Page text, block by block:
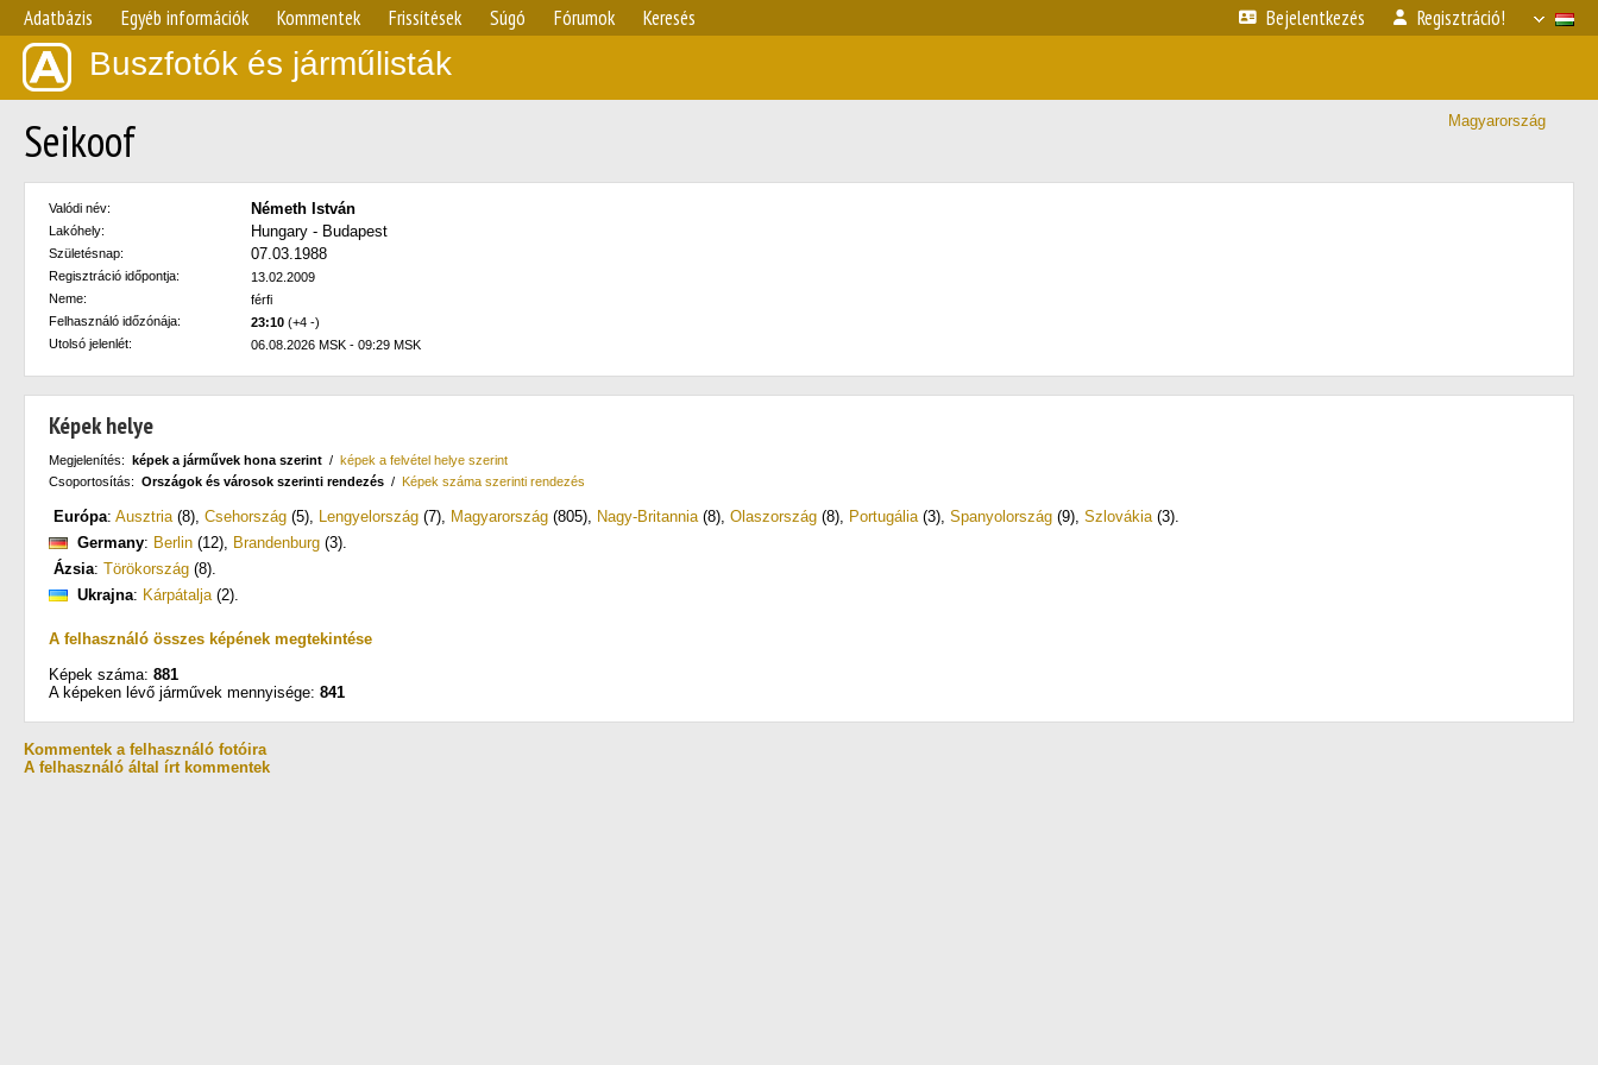
Adatbázis Egyéb információk Kommentek Frissítések Súgó Fórumok Keresés Bejelentkezés Regisztráció!
Buszfotók és járműlisták
Magyarország
Seikoof
Valódi név: Németh István
Lakóhely: Hungary - Budapest
Születésnap: 07.03.1988
Regisztráció időpontja:
13.02.2009
Neme:
férfi
Felhasználó időzónája:
23:10 (+4 -)
Utolsó jelenlét:
06.08.2026 MSK - 09:29 MSK
Képek helye
Megjelenítés: képek a járművek hona szerint / képek a felvétel helye szerint
Csoportosítás: Országok és városok szerinti rendezés / Képek száma szerinti rendezés
Európa: Ausztria(8), Csehország (5), Lengyelország (7), Magyarország (805), Nagy-Britannia(8), Olaszország (8), Portugália(3), Spanyolország (9), Szlovákia(3).
Germany: Berlin (12), Brandenburg (3).
Ázsia: Törökország (8).
Ukrajna: Kárpátalja(2).
A felhasználó összes képének megtekintése
Képek száma: 881
A képeken lévő járművek mennyisége: 841
Kommentek a felhasználó fotóira
A felhasználó által írt kommentek